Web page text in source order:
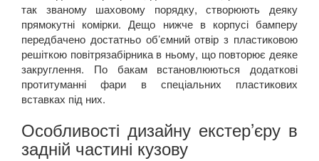
так званому шаховому порядку, створюють деяку
прямокутні комірки. Дещо нижче в корпусі бамперу
передбачено достатньо об’ємний отвір з пластиковою
решіткою повітрязабірника в ньому, що повторює деяке
закруглення. По бакам встановлюються додаткові
протитуманні фари в спеціальних пластикових
вставках під них.
Особливості дизайну екстер’єру в
задній частині кузову